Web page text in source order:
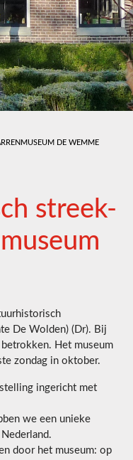
DE WEMME
streek-
De Wolden) (Dr). Bij
Het museum
zondag in oktober.
ingericht met
we een unieke
door het museum: op